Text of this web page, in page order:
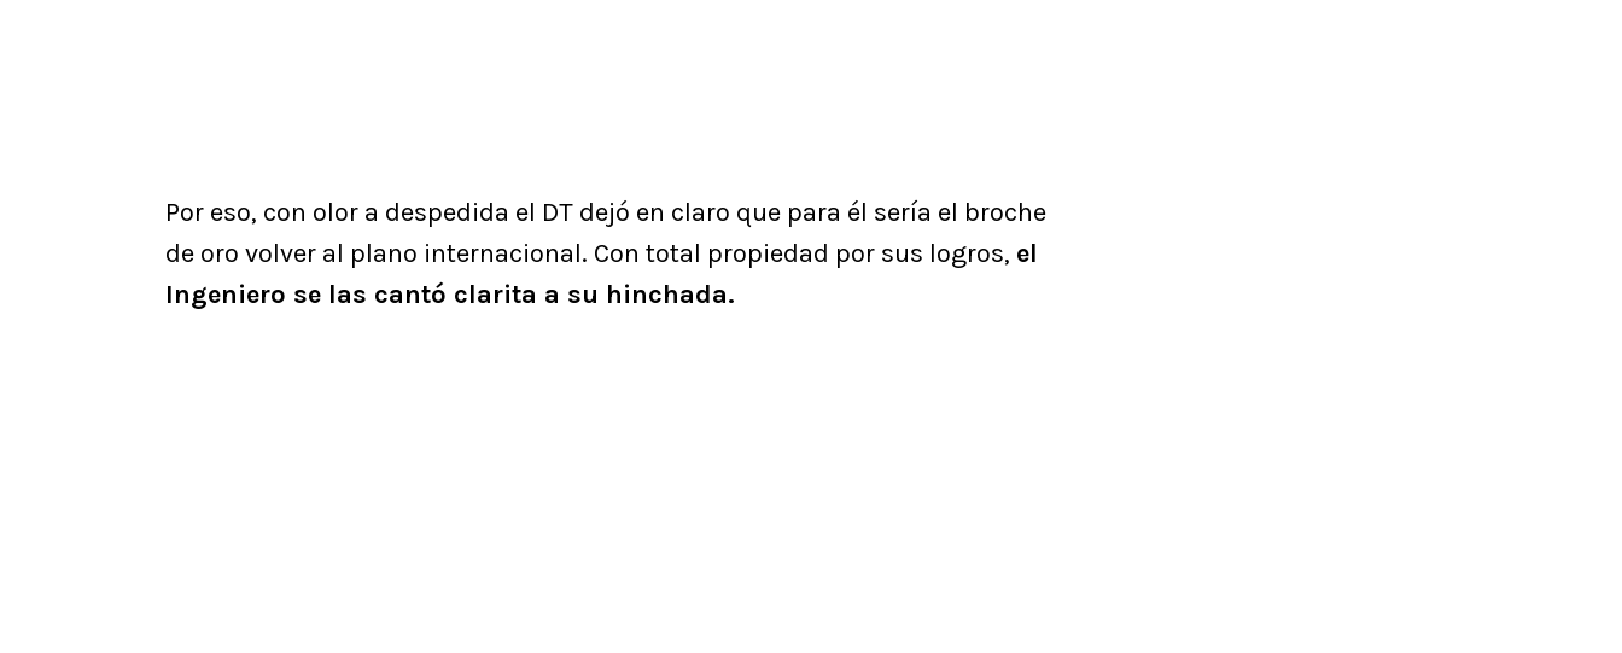
Por eso, con olor a despedida el DT dejó en claro que para él sería el broche
de oro volver al plano internacional. Con total propiedad por sus logros, el
Ingeniero se las cantó clarita a su hinchada.